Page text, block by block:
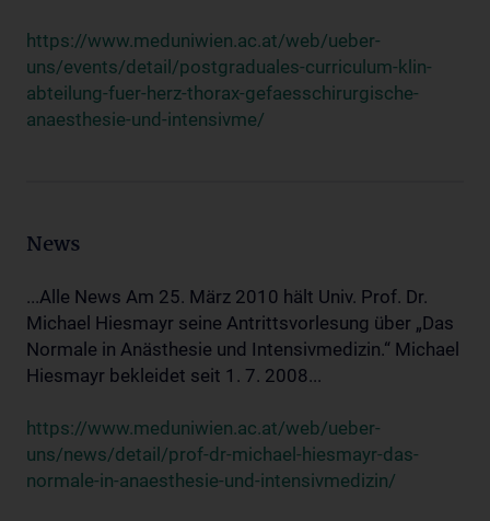
https://www.meduniwien.ac.at/web/ueber-
uns/events/detail/postgraduales-curriculum-klin-
abteilung-fuer-herz-thorax-gefaesschirurgische-
anaesthesie-und-intensivme/
News
...Alle News Am 25. März 2010 hält Univ. Prof. Dr.
Michael Hiesmayr seine Antrittsvorlesung über „Das
Normale in Anästhesie und Intensivmedizin.“ Michael
Hiesmayr bekleidet seit 1. 7. 2008...
https://www.meduniwien.ac.at/web/ueber-
uns/news/detail/prof-dr-michael-hiesmayr-das-
normale-in-anaesthesie-und-intensivmedizin/